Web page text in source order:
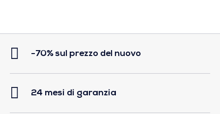
-70% sul prezzo del nuovo
24 mesi di garanzia